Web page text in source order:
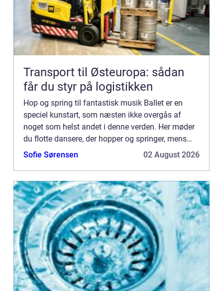
Transport til Østeuropa: sådan
får du styr på logistikken
Hop og spring til fantastisk musik Ballet er en
speciel kunstart, som næsten ikke overgås af
noget som helst andet i denne verden. Her møder
du flotte dansere, der hopper og springer, mens
den fantastiske musik bare banker derud af. Har
Sofie Sørensen 02 August 2026